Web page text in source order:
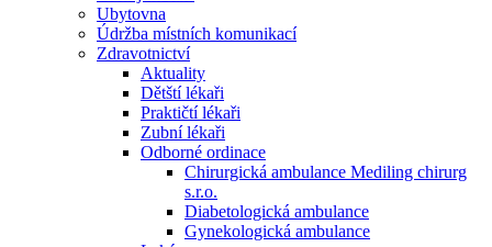
Ubytovna
Údržba místních komunikací
Zdravotnictví
Aktuality
Dětští lékaři
Praktičtí lékaři
Zubní lékaři
Odborné ordinace
Chirurgická ambulance Mediling chirurg
s.r.o.
Diabetologická ambulance
Gynekologická ambulance